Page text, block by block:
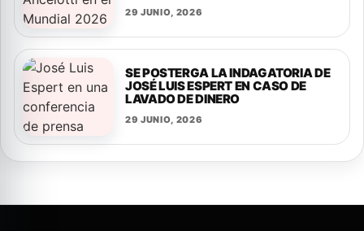
29 JUNIO, 2026
SE POSTERGA LA INDAGATORIA DE
JOSÉ LUIS ESPERT EN CASO DE
LAVADO DE DINERO
29 JUNIO, 2026